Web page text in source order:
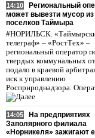
14:10
Региональный
может вывезти мусор из
поселков Таймыра
#НОРИЛЬСК.
телеграф» – «РостТех» –
региональный оператор
твердых коммунальных
подало в краевой
иск к управлению
Росприроднадзора.
14:05
На предприятиях
Заполярного филиала
«Норникеля» зажигают